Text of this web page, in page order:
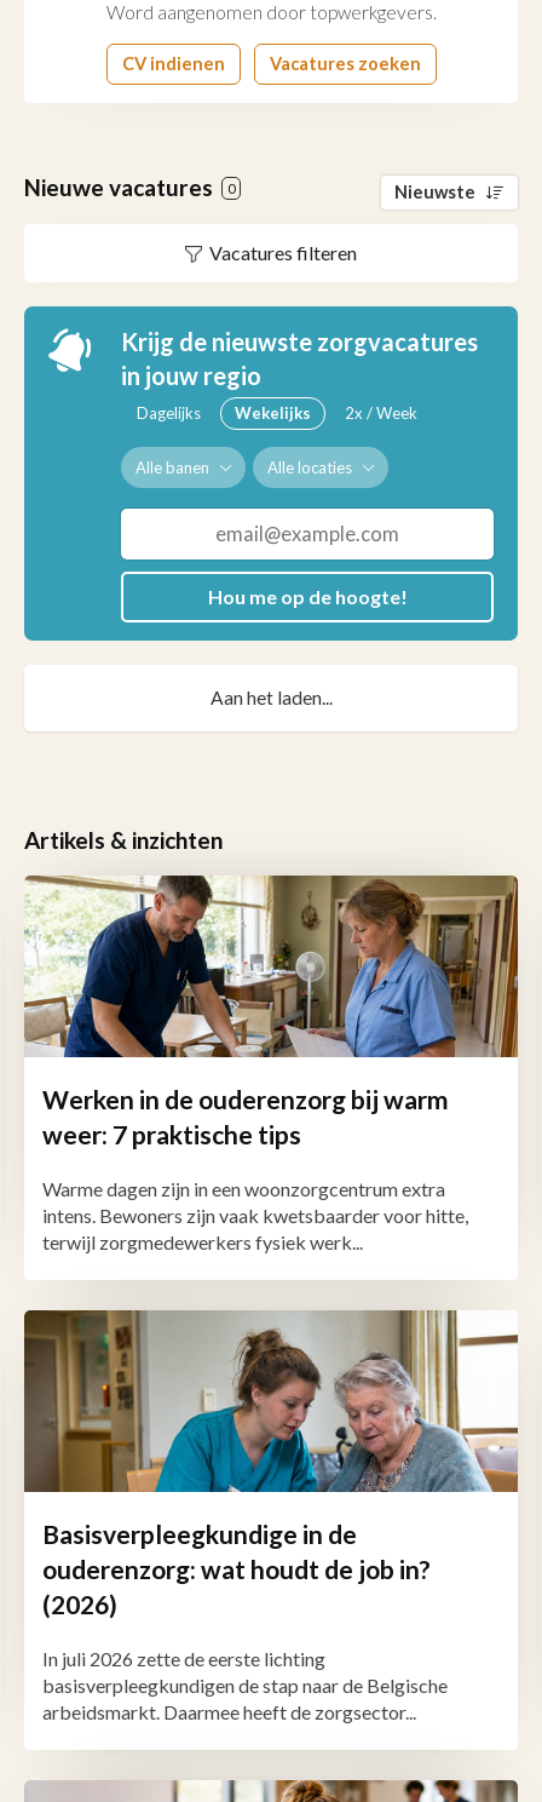
Word aangenomen door topwerkgevers.
CV indienen Vacatures zoeken
Nieuwe vacatures 0 Nieuwste
Vacatures filteren
Krijg de nieuwste zorgvacatures
in jouw regio
Dagelijks Wekelijks 2x / Week
Alle banen Alle locaties
Hou me op de hoogte!
Aan het laden...
Artikels & inzichten
Werken in de ouderenzorg bij warm
weer: 7 praktische tips
Warme dagen zijn in een woonzorgcentrum extra
intens. Bewoners zijn vaak kwetsbaarder voor hitte,
terwijl zorgmedewerkers fysiek werk...
Basisverpleegkundige in de
ouderenzorg: wat houdt de job in?
(2026)
In juli 2026 zette de eerste lichting
basisverpleegkundigen de stap naar de Belgische
arbeidsmarkt. Daarmee heeft de zorgsector...